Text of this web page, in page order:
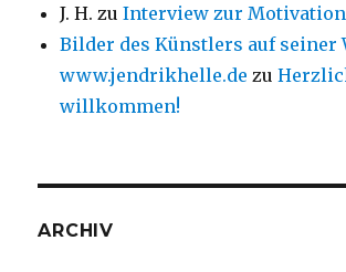
J. H. zuInterview zur Motivation
Bilder des Künstlers auf seiner
www.jendrikhelle.de zu
willkommen!
ARCHIV